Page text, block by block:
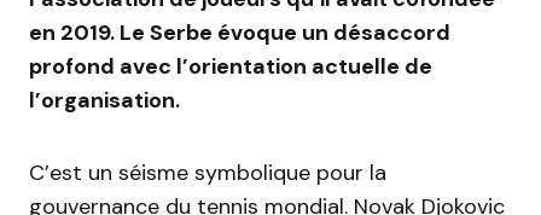
en 2019. Le Serbe évoque un désaccord
profond avec l’orientation actuelle de
l’organisation.
C’est un séisme symbolique pour la
gouvernance du tennis mondial. Novak Djokovic